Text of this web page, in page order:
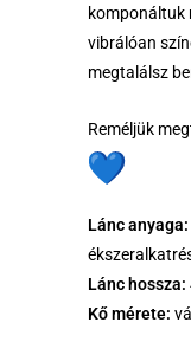
komponáltuk
vibrálóan
megtalálsz
Reméljük
Lánc anyaga:
Lánc hossza:
Kő mérete: